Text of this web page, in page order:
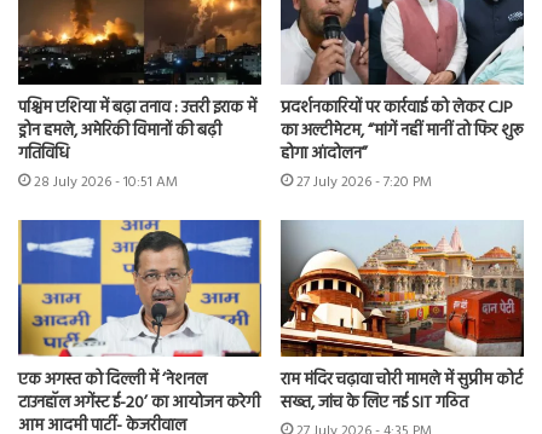
पश्चिम एशिया में बढ़ा तनाव : उत्तरी इराक में
ड्रोन हमले, अमेरिकी विमानों की बढ़ी
गतिविधि
28 July 2026 - 10:51 AM
प्रदर्शनकारियों पर कार्रवाई को लेकर CJP
का अल्टीमेटम, “मांगें नहीं मानीं तो फिर शुरू
होगा आंदोलन”
27 July 2026 - 7:20 PM
एक अगस्त को दिल्ली में ‘नेशनल
टाउनहॉल अगेंस्ट ई-20’ का आयोजन करेगी
आम आदमी पार्टी- केजरीवाल
राम मंदिर चढ़ावा चोरी मामले में सुप्रीम कोर्ट
सख्त, जांच के लिए नई SIT गठित